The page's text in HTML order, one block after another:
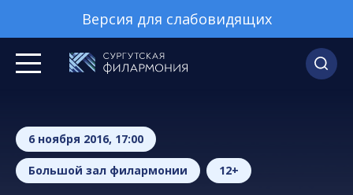
Версия для слабовидящих
6 ноября 2016, 17:00
Большой зал филармонии 12+